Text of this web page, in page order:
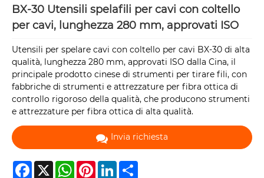
BX-30 Utensili spelafili per cavi con coltello
per cavi, lunghezza 280 mm, approvati ISO
Utensili per spelare cavi con coltello per cavi BX-30 di alta
qualità, lunghezza 280 mm, approvati ISO dalla Cina, il
principale prodotto cinese di strumenti per tirare fili, con
fabbriche di strumenti e attrezzature per fibra ottica di
controllo rigoroso della qualità, che producono strumenti
e attrezzature per fibra ottica di alta qualità.
Invia richiesta
Facebook
X WhatsAppPinterestLinkedIn